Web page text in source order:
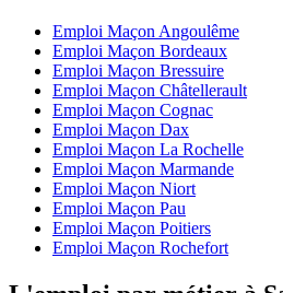
Emploi Maçon Angoulême
Emploi Maçon Bordeaux
Emploi Maçon Bressuire
Emploi Maçon Châtellerault
Emploi Maçon Cognac
Emploi Maçon Dax
Emploi Maçon La Rochelle
Emploi Maçon Marmande
Emploi Maçon Niort
Emploi Maçon Pau
Emploi Maçon Poitiers
Emploi Maçon Rochefort